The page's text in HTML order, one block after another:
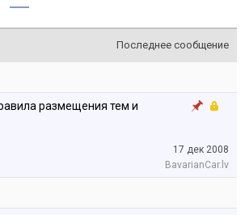
Последнее сообщение
размещения тем и
17 дек 2008
BavarianCar.lv